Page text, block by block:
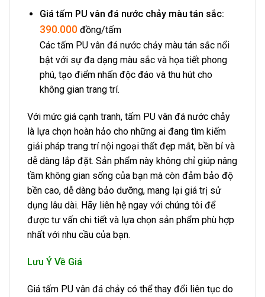
Giá tấm PU vân đá nước chảy màu tán sắc:
390.000 đồng/tấm
Các tấm PU vân đá nước chảy màu tán sắc nổi
bật với sự đa dạng màu sắc và họa tiết phong
phú, tạo điểm nhấn độc đáo và thu hút cho
không gian trang trí.
Với mức giá cạnh tranh, tấm PU vân đá nước chảy
là lựa chọn hoàn hảo cho những ai đang tìm kiếm
giải pháp trang trí nội ngoại thất đẹp mắt, bền bỉ và
dễ dàng lắp đặt. Sản phẩm này không chỉ giúp nâng
tầm không gian sống của bạn mà còn đảm bảo độ
bền cao, dễ dàng bảo dưỡng, mang lại giá trị sử
dụng lâu dài. Hãy liên hệ ngay với chúng tôi để
được tư vấn chi tiết và lựa chọn sản phẩm phù hợp
nhất với nhu cầu của bạn.
Lưu Ý Về Giá
Giá tấm PU vân đá chảy có thể thay đổi liên tục do